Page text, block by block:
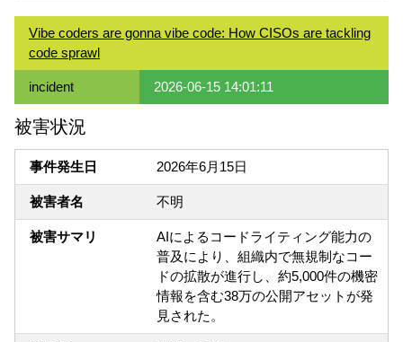
Vibe coders are gonna vibe code: How CISOs are tackling
code sprawl
incident 2026-06-15 14:01:11
被害状況
事件発生日 2026年6月15日
被害者名 不明
被害サマリ
AIによるコードライティング能力の
普及により、組織内で無規制なコー
ドの拡散が進行し、約5,000件の機密
情報を含む38万の公開アセットが発
見された。